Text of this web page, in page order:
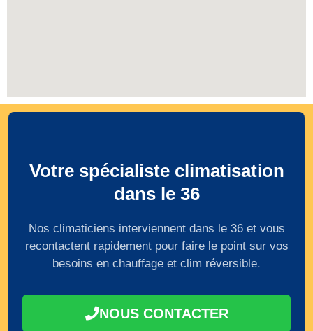
Votre spécialiste climatisation
dans le 36
Nos climaticiens interviennent dans le 36 et vous
recontactent rapidement pour faire le point sur vos
besoins en chauffage et clim réversible.
NOUS CONTACTER